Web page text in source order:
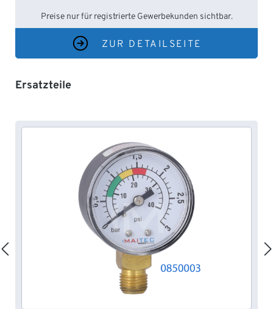
Preise nur für registrierte Gewerbekunden sichtbar.
ZUR DETAILSEITE
Produktgalerie überspringen
Ersatzteile